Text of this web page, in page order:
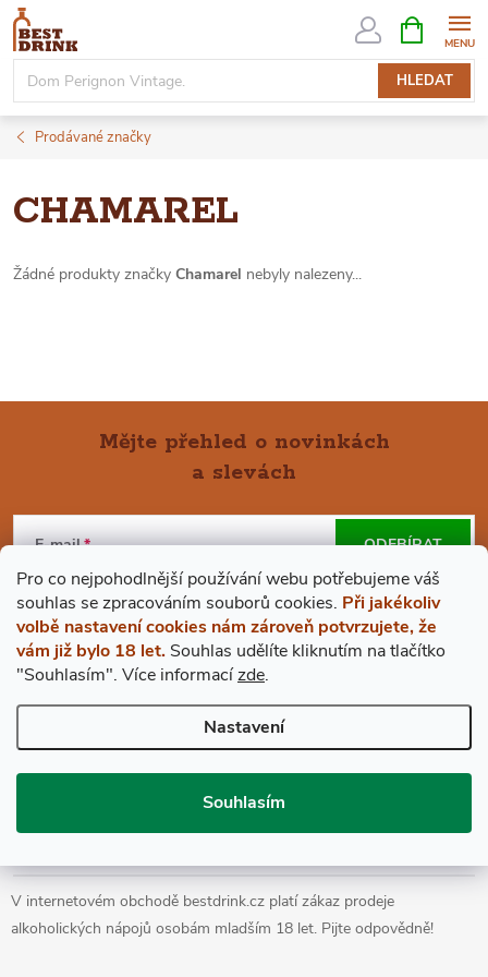
Pro co nejpohodlnější používání webu potřebujeme váš
souhlas se zpracováním souborů cookies. Při jakékoliv
volbě nastavení cookies nám zároveň potvrzujete, že
vám již bylo 18 let. Souhlas udělíte kliknutím na tlačítko
"Souhlasím". Více informacízde.
Nastavení
Souhlasím
Přejít
obsah
HLEDAT
NÁKUPNÍ
KOŠÍK
Prodávané značky
CHAMAREL
Žádné produkty značky Chamarel nebyly nalezeny...
Á
P
A
T
Mějte přehled o novinkách
a slevách
E-mail
Vložením e-mailu souhlasíte spodmínkami ochrany osobních údajů
ODEBÍRAT
VŠE O NÁKUPU